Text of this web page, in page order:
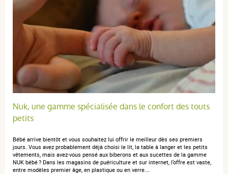
Nuk, une gamme spécialisée dans le confort des touts
petits
Bébé arrive bientôt et vous souhaitez lui offrir le meilleur dès ses premiers
jours. Vous avez probablement déjà choisi le lit, la table à langer et les petits
vêtements, mais avez‑vous pensé aux biberons et aux sucettes de la gamme
NUK bébé ? Dans les magasins de puériculture et sur internet, l’offre est vaste,
entre modèles premier âge, en plastique ou en verre.…